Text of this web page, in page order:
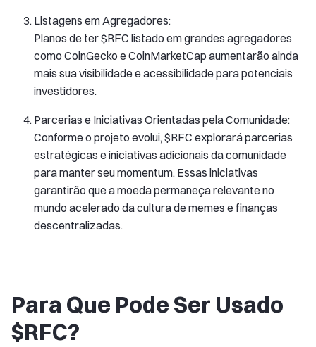
Listagens em Agregadores:
Planos de ter $RFC listado em grandes agregadores
como CoinGecko e CoinMarketCap aumentarão ainda
mais sua visibilidade e acessibilidade para potenciais
investidores.
Parcerias e Iniciativas Orientadas pela Comunidade:
Conforme o projeto evolui, $RFC explorará parcerias
estratégicas e iniciativas adicionais da comunidade
para manter seu momentum. Essas iniciativas
garantirão que a moeda permaneça relevante no
mundo acelerado da cultura de memes e finanças
descentralizadas.
Para Que Pode Ser Usado
$RFC?